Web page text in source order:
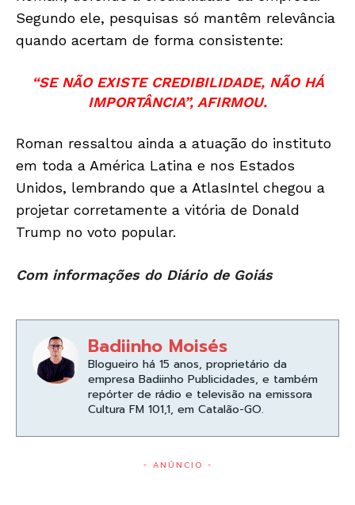
Segundo ele, pesquisas só mantêm relevância
quando acertam de forma consistente:
“SE NÃO EXISTE CREDIBILIDADE, NÃO HÁ
IMPORTÂNCIA”, AFIRMOU.
Roman ressaltou ainda a atuação do instituto
em toda a América Latina e nos Estados
Unidos, lembrando que a AtlasIntel chegou a
projetar corretamente a vitória de Donald
Trump no voto popular.
Com informações do Diário de Goiás
Badiinho Moisés
Blogueiro há 15 anos, proprietário da
empresa Badiinho Publicidades, e também
repórter de rádio e televisão na emissora
Cultura FM 101,1, em Catalão-GO.
- ANÚNCIO -